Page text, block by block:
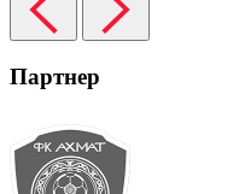
Партнер